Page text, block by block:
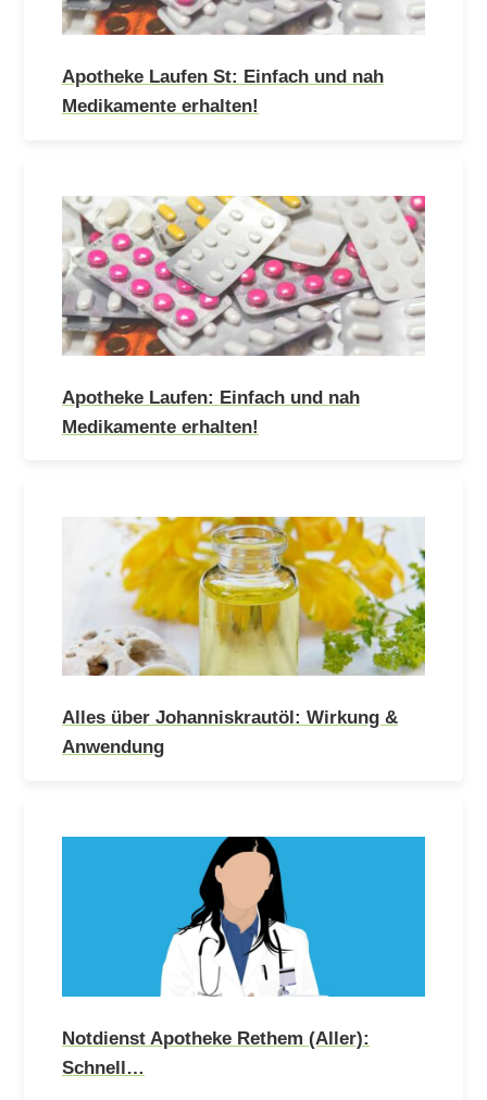
Apotheke Laufen St: Einfach und nah
Medikamente erhalten!
Apotheke Laufen: Einfach und nah
Medikamente erhalten!
Alles über Johanniskrautöl: Wirkung &
Anwendung
Notdienst Apotheke Rethem (Aller):
Schnell…